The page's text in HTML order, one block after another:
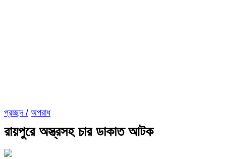
প্রচ্ছদ / অপরাধ
রায়পুরে অস্ত্রসহ চার ডাকাত আটক